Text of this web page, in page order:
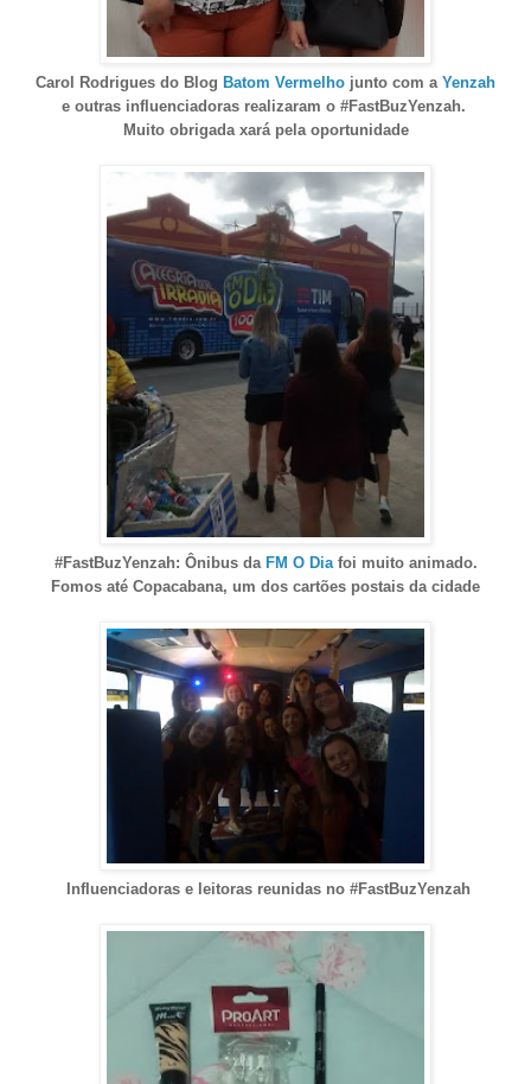
Carol Rodrigues do Blog Batom Vermelho junto com a Yenzah
e outras influenciadoras realizaram o #FastBuzYenzah.
Muito obrigada xará pela oportunidade
#FastBuzYenzah: Ônibus da FM O Diafoi muito animado.
Fomos até Copacabana, um dos cartões postais da cidade
Influenciadoras e leitoras reunidas no #FastBuzYenzah